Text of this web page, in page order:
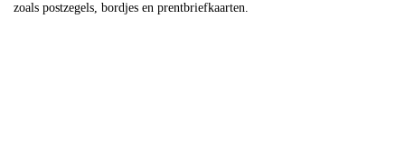
zoals postzegels, bordjes en prentbriefkaarten.